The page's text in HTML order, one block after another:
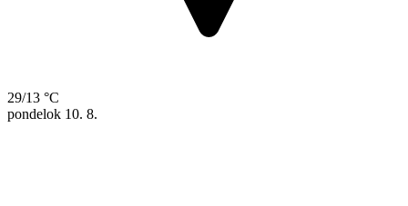
29/13 °C
pondelok 10. 8.